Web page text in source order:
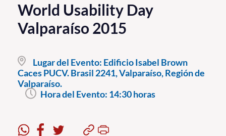
PUCV Internacional
Vinculación con el Medio
Admisión
Pregrado
Formación Continua
World Usability Day
Valparaíso 2015
Lugar del Evento: Edificio Isabel Brown
Caces PUCV. Brasil 2241, Valparaíso, Región de
Valparaíso.
Hora del Evento: 14:30 horas